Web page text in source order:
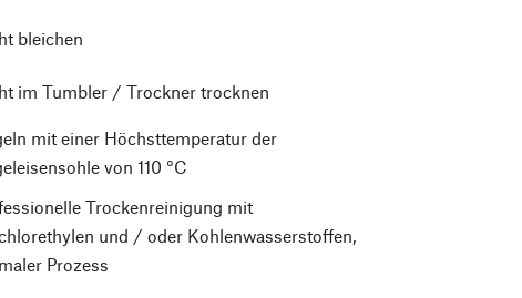
bleichen
im Tumbler / Trockner trocknen
mit einer Höchsttemperatur der
von 110 °C
Trockenreinigung mit
und / oder Kohlenwasserstoffen,
Prozess